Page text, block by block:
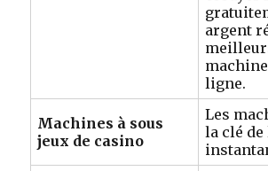
argent
ligne.
Machines à sous
jeux de casino
Les
la clé